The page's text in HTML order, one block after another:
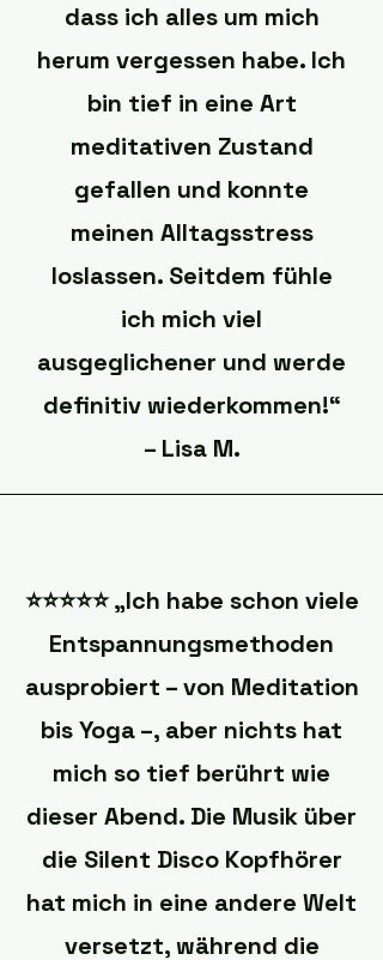
dass ich alles um mich
herum vergessen habe. Ich
bin tief in eine Art
meditativen Zustand
gefallen und konnte
meinen Alltagsstress
loslassen. Seitdem fühle
ich mich viel
ausgeglichener und werde
definitiv wiederkommen!“
– Lisa M.
⭐️⭐️⭐️⭐️⭐️ „Ich habe schon viele
Entspannungsmethoden
ausprobiert – von Meditation
bis Yoga –, aber nichts hat
mich so tief berührt wie
dieser Abend. Die Musik über
die Silent Disco Kopfhörer
hat mich in eine andere Welt
versetzt, während die